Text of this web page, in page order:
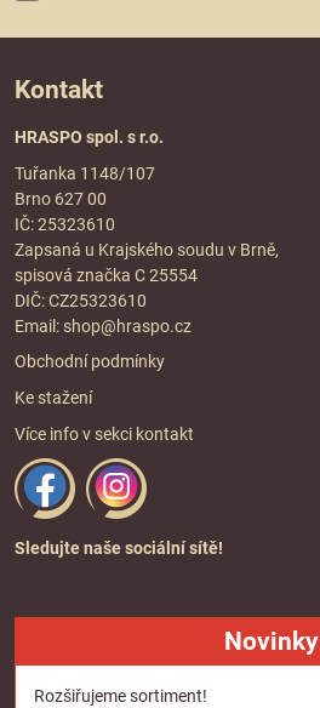
Kontakt
HRASPO spol. s r.o.
Tuřanka 1148/107
Brno 627 00
IČ: 25323610
Zapsaná u Krajského soudu v Brně,
spisová značka C 25554
DIČ: CZ25323610
Email: shop@hraspo.cz
Obchodní podmínky
Ke stažení
Více info v sekci kontakt
Sledujte naše sociální sítě!
Novinky
Rozšiřujeme sortiment!